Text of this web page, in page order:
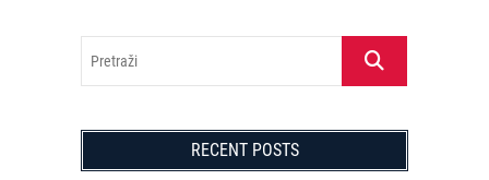
Pretraži
RECENT POSTS